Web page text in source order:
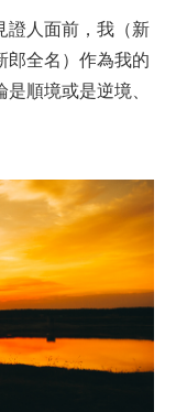
證人面前，我（新
郎全名）作為我的
順境或是逆境、